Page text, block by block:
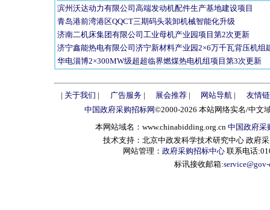
滨州沃达动力有限公司高端发动机配件生产基地建设项目
青岛港前湾港区QQCT三期码头装卸机械智能化升级
济南二机床集团有限公司工业母机产业园项目第2次更新
济宁鑫能热电有限公司济宁新材料产业园2×6万千瓦背压机组
华电淄博2×300MW级超超临界燃煤热电机组项目第3次更新
| 关于我们 | 广告服务| 展会推荐| 网站导航 |
友情
中国政府采购招标网©2000-2026 本站网络实名/中文
本网站域名：www.chinabidding.org.cn 中国政府采
技术支持：北京中政发科学技术研究中心 政府
网站管理： 政府采购招标中心 联系电话
标讯接收邮箱: